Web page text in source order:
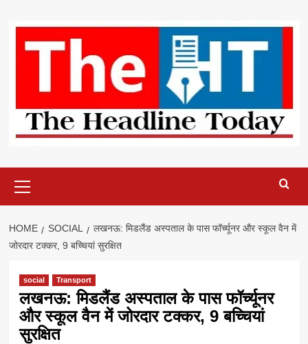
content
Menu
HOME SOCIAL
लखनऊ: मिडलैंड अस्पताल के पास फॉर्च्यूनर और स्कूल वैन में
जोरदार टक्कर, 9 बच्चियां सुरक्षित
social Transport
लखनऊ: मिडलैंड अस्पताल के पास फॉर्च्यूनर
और स्कूल वैन में जोरदार टक्कर, 9 बच्चियां
सुरक्षित